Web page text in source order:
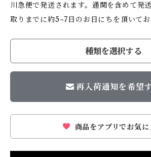
川急便で発送されます。通関を含めて発
取りまでに約5~7日のお日にちを頂いてお
種類を選択する
再入荷通知を希望
商品をアプリでお気に